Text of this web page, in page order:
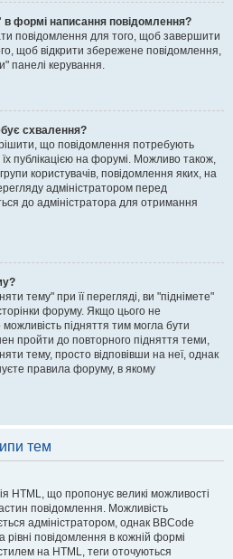
формі написання повідомлення?
повідомлення для того, щоб завершити
щоб відкрити збережене повідомлення,
панелі керування.
схвалення?
що повідомлення потребують
публікацією на форумі. Можливо також,
користувачів, повідомлення яких, на
адміністратором перед
до адміністратора для отримання
тему" при її перегляді, ви "піднімете"
форуму. Якщо цього не
підняття тим могла бути
пройти до повторного підняття теми,
тему, просто відповівши на неї, однак
правила форуму, в якому
тем
HTML, що пропонує великі можливості
повідомлення. Можливість
адміністратором, однак BBCode
повідомлення в кожній формі
на HTML, теги оточуються